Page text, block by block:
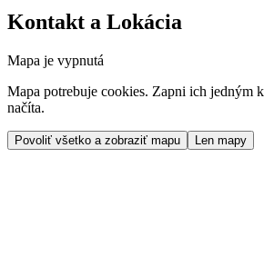
Kontakt a Lokácia
Mapa je vypnutá
Mapa potrebuje cookies. Zapni ich jedným
načíta.
Povoliť všetko a zobraziť mapu Len mapy